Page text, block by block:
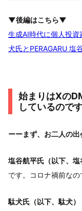
▼後編はこちら▼
生成AI時代に個人投
犬氏とPERAGARU 塩
始まりはXの
しているので
ーーまず、お二人の出
塩谷航平氏（以下、塩
です。コロナ禍前なの
駄犬氏（以下、駄犬）